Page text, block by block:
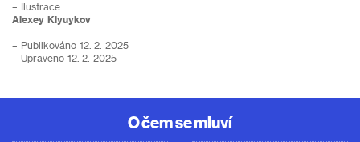
– Ilustrace
Alexey Klyuykov
– Publikováno 12. 2. 2025
– Upraveno 12. 2. 2025
O čem se mluví